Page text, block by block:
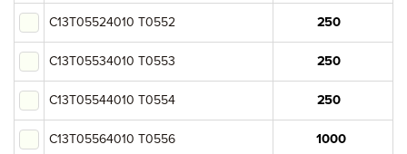
C13T05524010 T0552
C13T05534010 T0553
C13T05544010 T0554
C13T05564010 T0556